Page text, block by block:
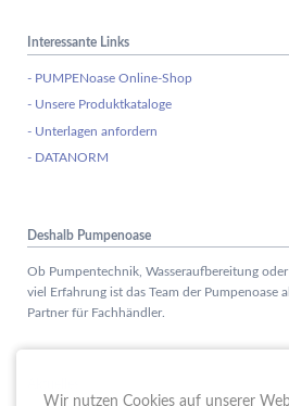
Interessante Links
- PUMPENoase Online-Shop
- Unsere Produktkataloge
- Unterlagen anfordern
- DATANORM
Deshalb Pumpenoase
Ob Pumpentechnik, Wasseraufbereitung
viel Erfahrung ist das Team der Pumpenoase
Partner für Fachhändler.
Wir nutzen Cookies auf unserer